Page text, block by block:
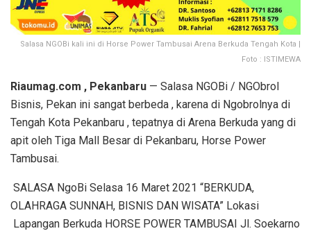
Salasa NGOBi kali ini di Horse Power Tambusai Arena Berkuda Tengah Kota |
Foto : ISTIMEWA
Riaumag.com , Pekanbaru — Salasa NGOBi / NGObrol
Bisnis, Pekan ini sangat berbeda , karena di Ngobrolnya di
Tengah Kota Pekanbaru , tepatnya di Arena Berkuda yang di
apit oleh Tiga Mall Besar di Pekanbaru, Horse Power
Tambusai.
SALASA NgoBi Selasa 16 Maret 2021 “BERKUDA,
OLAHRAGA SUNNAH, BISNIS DAN WISATA” Lokasi
Lapangan Berkuda HORSE POWER TAMBUSAI Jl. Soekarno